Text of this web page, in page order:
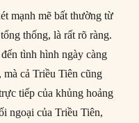
mạnh mẽ bất thường từ
thống, là rất rõ ràng.
tình hình ngày càng
cả Triều Tiên cũng
tiếp của khủng hoảng
ngoại của Triều Tiên,